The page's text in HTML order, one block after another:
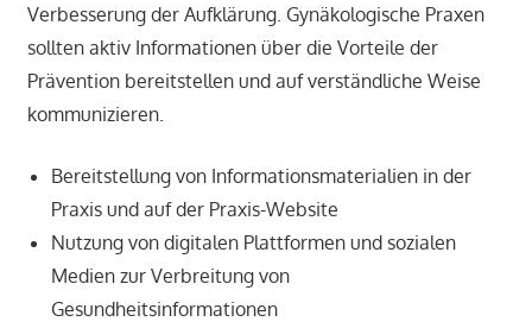
Verbesserung der Aufklärung. Gynäkologische Praxen
sollten aktiv Informationen über die Vorteile der
Prävention bereitstellen und auf verständliche Weise
kommunizieren.
Bereitstellung von Informationsmaterialien in der
Praxis und auf der Praxis-Website
Nutzung von digitalen Plattformen und sozialen
Medien zur Verbreitung von
Gesundheitsinformationen